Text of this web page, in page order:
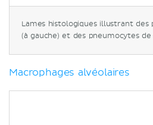
Lames histologiques illustrant des
(à gauche) et des pneumocytes
Macrophages alvéolaires